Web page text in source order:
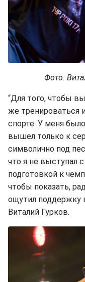
Фото:
“Для того, чтобы
же тренироваться
спорте. У меня
вышел только к
символично под
что я не выступал
подготовкой к
чтобы показать,
ощутил поддержку
Виталий Гурков.